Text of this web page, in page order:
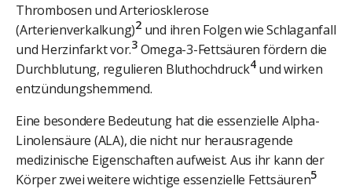
Thrombosen und Arteriosklerose
(Arterienverkalkung)2und ihren Folgen wie Schlaganfall
und Herzinfarkt vor.3Omega-3-Fettsäuren fördern die
Durchblutung, regulieren Bluthochdruck4und wirken
entzündungshemmend.
Eine besondere Bedeutung hat die essenzielle Alpha-
Linolensäure (ALA), die nicht nur herausragende
medizinische Eigenschaften aufweist. Aus ihr kann der
Körper zwei weitere wichtige essenzielle Fettsäuren5